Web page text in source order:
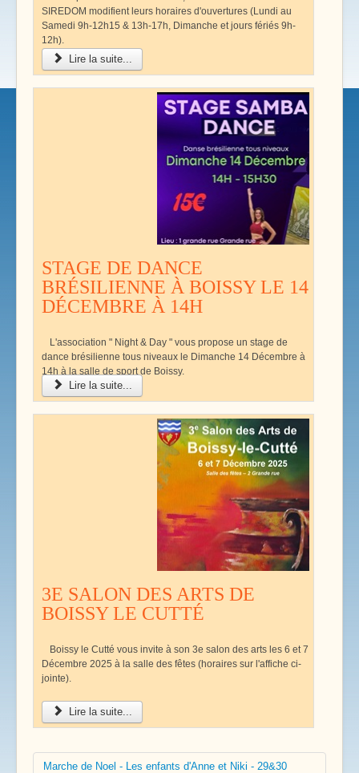
SIREDOM modifient leurs horaires d'ouvertures (Lundi au
Samedi 9h-12h15 & 13h-17h, Dimanche et jours fériés 9h-
12h).
Lire la suite...
STAGE DE DANCE
BRÉSILIENNE À BOISSY LE 14
DÉCEMBRE À 14H
L'association " Night & Day " vous propose un stage de
dance brésilienne tous niveaux le Dimanche 14 Décembre à
14h à la salle de sport de Boissy.
Lire la suite...
3E SALON DES ARTS DE
BOISSY LE CUTTÉ
Boissy le Cutté vous invite à son 3e salon des arts les 6 et 7
Décembre 2025 à la salle des fêtes (horaires sur l'affiche ci-
jointe).
Lire la suite...
Marche de Noel - Les enfants d'Anne et Niki - 29&30